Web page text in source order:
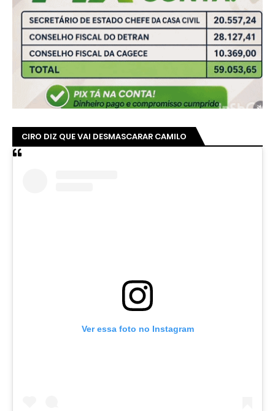
CIRO DIZ QUE VAI DESMASCARAR CAMILO
Ver essa foto no Instagram